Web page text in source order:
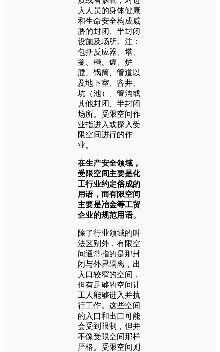
入人员的身体健康
和生命安全构成威
胁的封闭、半封闭
设施及场所。注：
包括反应器、塔、
釜、槽、罐、炉
膛、锅筒、管道以
及地下室、窨井、
坑（池）、管沟或
其他封闭、半封闭
场所。受限空间作
业指进入或探入受
限空间进行的作
业。
在生产安全领域，
受限空间主要是化
工行业约定俗成的
用语，而有限空间
主要是冶金等工贸
企业的规范用语。
除了行业领域的叫
法区别外，有限空
间通常指的是那封
闭与外界隔离，出
入口较窄的空间，
但有足够的空间让
工人能够进入并执
行工作。这些空间
的入口和出口可能
会受到限制，但并
不像受限空间那样
严格。受限空间则